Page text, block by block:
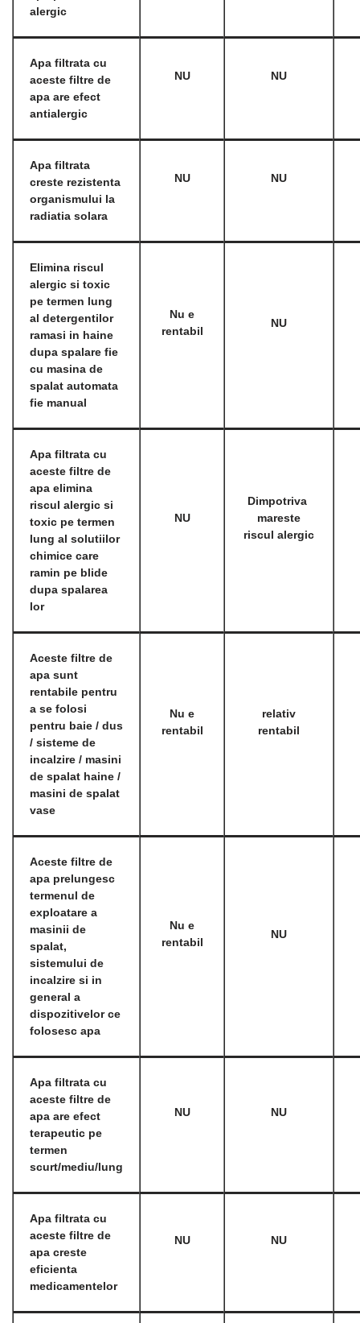
alergic
Apa filtrata cu
aceste filtre de
apa are efect
antialergic
NU NU
Apa filtrata
creste rezistenta
organismului la
radiatia solara
NU NU
Elimina riscul
alergic si toxic
pe termen lung
al detergentilor
ramasi in haine
dupa spalare fie
cu masina de
spalat automata
fie manual
Nu e
rentabil
NU
Apa filtrata cu
aceste filtre de
apa elimina
riscul alergic si
toxic pe termen
lung al solutiilor
chimice care
ramin pe blide
dupa spalarea
lor
NU
Dimpotriva
mareste
riscul alergic
Aceste filtre de
apa sunt
rentabile pentru
a se folosi
pentru baie / dus
/ sisteme de
incalzire / masini
de spalat haine /
masini de spalat
vase
Nu e
rentabil
relativ
rentabil
Aceste filtre de
apa prelungesc
termenul de
exploatare a
masinii de
spalat,
sistemului de
incalzire si in
general a
dispozitivelor ce
folosesc apa
Nu e
rentabil
NU
Apa filtrata cu
aceste filtre de
apa are efect
terapeutic pe
termen
scurt/mediu/lung
NU NU
Apa filtrata cu
aceste filtre de
apa creste
eficienta
medicamentelor
NU NU